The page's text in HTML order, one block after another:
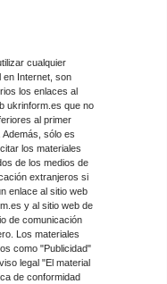
cualquier
en Internet, son
los enlaces al
ukrinform.es que no
al primer
Además, sólo es
los materiales
de los medios de
extranjeros si
enlace al sitio web
y al sitio web de
de comunicación
Los materiales
como "Publicidad"
legal "El material
de conformidad